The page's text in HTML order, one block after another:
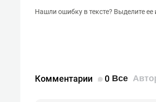
Нашли ошибку в тексте? Выделите ее
Комментарии 0 Все